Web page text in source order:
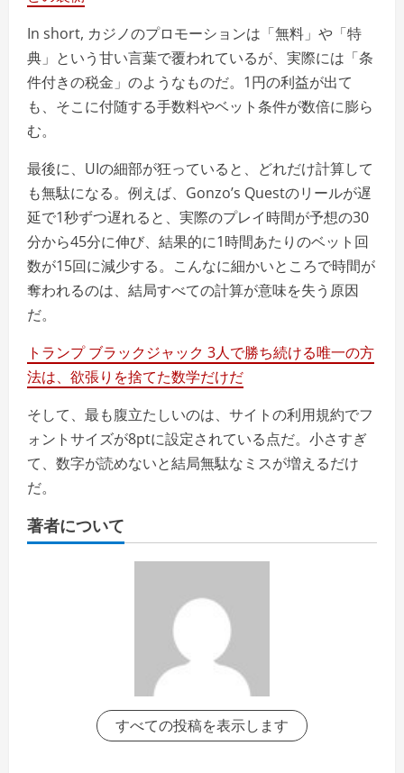
In short, カジノのプロモーションは「無料」や「特
典」という甘い言葉で覆われているが、実際には「条
件付きの税金」のようなものだ。1円の利益が出て
も、そこに付随する手数料やベット条件が数倍に膨ら
む。
最後に、UIの細部が狂っていると、どれだけ計算して
も無駄になる。例えば、Gonzo’s Questのリールが遅
延で1秒ずつ遅れると、実際のプレイ時間が予想の30
分から45分に伸び、結果的に1時間あたりのベット回
数が15回に減少する。こんなに細かいところで時間が
奪われるのは、結局すべての計算が意味を失う原因
だ。
トランプ ブラックジャック 3人で勝ち続ける唯一の方
法は、欲張りを捨てた数学だけだ
そして、最も腹立たしいのは、サイトの利用規約でフ
ォントサイズが8ptに設定されている点だ。小さすぎ
て、数字が読めないと結局無駄なミスが増えるだけ
だ。
著者について
すべての投稿を表示します